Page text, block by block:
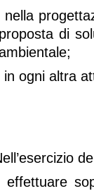
nella
proposta di
in ogni altra
effettuare